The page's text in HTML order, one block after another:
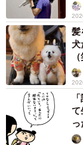
髪
犬
て
っ